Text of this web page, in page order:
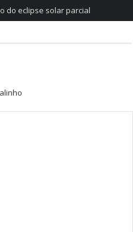
do eclipse solar parcial